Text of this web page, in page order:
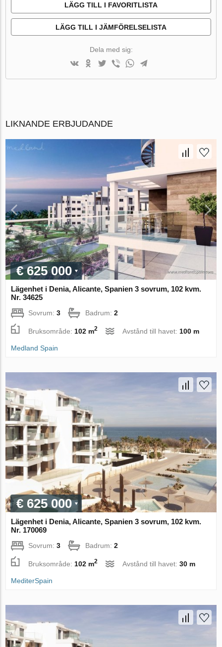
LÄGG TILL I FAVORITLISTA
LÄGG TILL I JÄMFÖRELSELISTA
Dela med sig:
LIKNANDE ERBJUDANDE
€ 625 000
Lägenhet i Denia, Alicante, Spanien 3 sovrum, 102 kvm.
Nr. 34625
Sovrum:3 Badrum:2
Bruksområde: 102 m2 Avstånd till havet: 100 m
Medland Spain
€ 625 000
Lägenhet i Denia, Alicante, Spanien 3 sovrum, 102 kvm.
Nr. 170069
Sovrum:3 Badrum:2
Bruksområde: 102 m2 Avstånd till havet:30 m
MediterSpain